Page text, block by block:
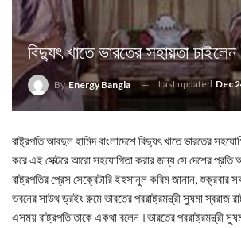
বিদ্যুৎ খাতে ভারতের সহায়তা চাইলেন
ByEnergy Bangla Last updated Dec
রাষ্ট্রপতি আবদুল হামিদ বাংলাদেশে বিদ্যুৎ খাতে ভারতের
করে এই সেক্টরে আরো সহযোগিতা করার জন্য সে দেশের প্রতি
রাষ্ট্রপতির প্রেস সেক্রেটারি ইহসানুল করিম জানান, শুক্রবার
ভবনের সাউথ ড্রইং রুমে ভারতের পররাষ্ট্রমন্ত্রী সুষমা স্বরাজ
এসময় রাষ্ট্রপতি তাকে একথা বলেন।ভারতের পররাষ্ট্রমন্ত্রী